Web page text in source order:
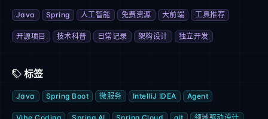
Java Spring 人工智能 免费资源 大前端 工具推荐
开源项目 技术科普 日常记录 架构设计 独立开发
标签
Java Spring Boot 微服务 IntelliJ IDEA Agent